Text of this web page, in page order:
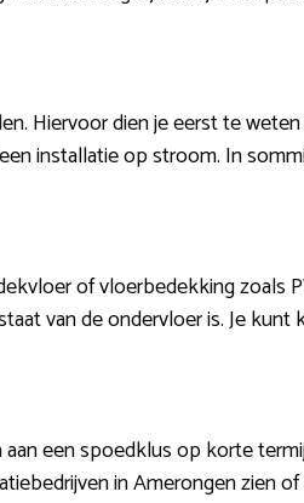
Hiervoor dien je eerst te
installatie op stroom. In
of vloerbedekking zoals
van de ondervloer is. Je kunt
een spoedklus op korte
in Amerongen zien